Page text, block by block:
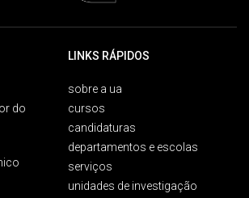
do
LINKS RÁPIDOS
sobre a ua
cursos
candidaturas
departamentos e escolas
serviços
unidades de investigação